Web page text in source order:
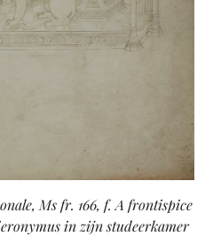
Ms fr. 166, f. A frontispice
in zijn studeerkamer